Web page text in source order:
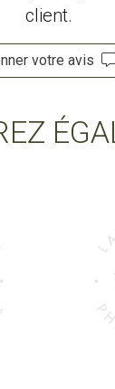
client.
votre avis